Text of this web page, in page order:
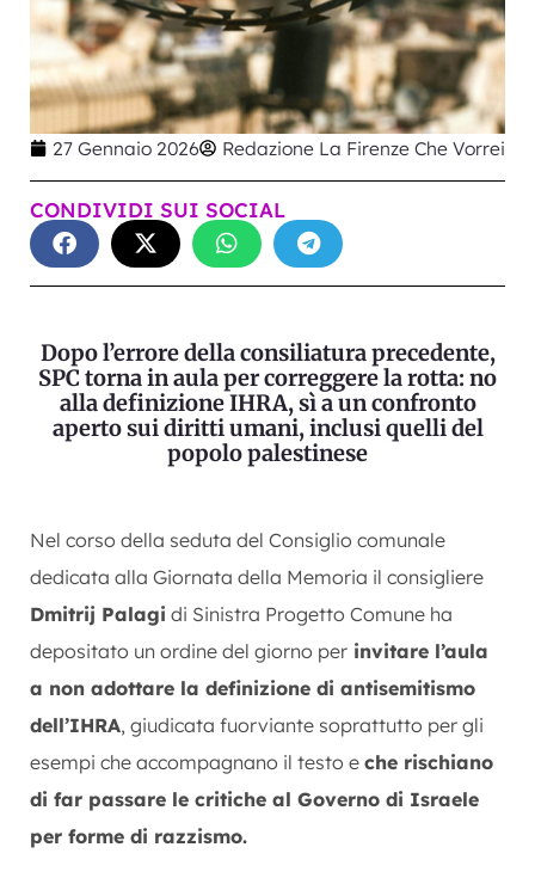
27 Gennaio 2026 Redazione La Firenze Che Vorrei
CONDIVIDI SUI SOCIAL
Dopo l’errore della consiliatura precedente,
SPC torna in aula per correggere la rotta: no
alla definizione IHRA, sì a un confronto
aperto sui diritti umani, inclusi quelli del
popolo palestinese
Nel corso della seduta del Consiglio comunale
dedicata alla Giornata della Memoria il consigliere
Dmitrij Palagi di Sinistra Progetto Comune ha
depositato un ordine del giorno per invitare l’aula
a non adottare la definizione di antisemitismo
dell’IHRA, giudicata fuorviante soprattutto per gli
esempi che accompagnano il testo e che rischiano
di far passare le critiche al Governo di Israele
per forme di razzismo.